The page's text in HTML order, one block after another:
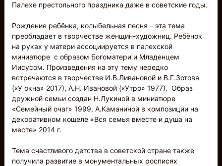
Палехе престольного праздника даже в советские годы.
Рождение ребёнка, колыбельная песня – эта тема
преобладает в творчестве женщин-художниц. Ребёнок
на руках у матери ассоциируется в палехской
миниатюре с образом Богоматери и Младенцем
Иисусом. Произведения на эту тему нередко
встречаются в творчестве И.В.Ливановой и В.Г.Зотова
(«У окна» 2017), А.Н. Ивановой («Утро» 1977). Образ
дружной семьи создан Н.Лукиной в миниатюре
«Семейный очаг» 1999, А.Каманиной в композиции на
декоративном кошеле «Вся семья вместе и душа на
месте» 2014 г.
Тема счастливого детства в советской стране также
получила развитие в монументальных росписях